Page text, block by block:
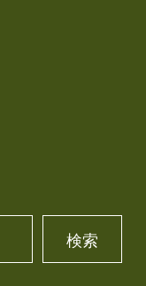
検索